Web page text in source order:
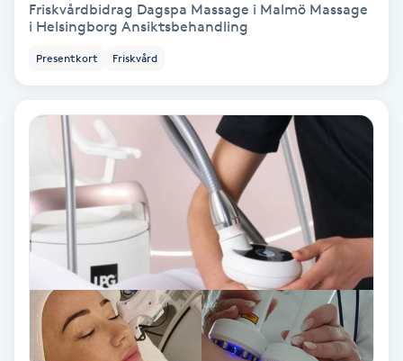
Diamantslipning
Enzympeeling
Extensions
Extensions borttagning
Friskvårdbidrag Dagspa Massage i Malmö Massage
i Helsingborg Ansiktsbehandling
Presentkort Friskvård